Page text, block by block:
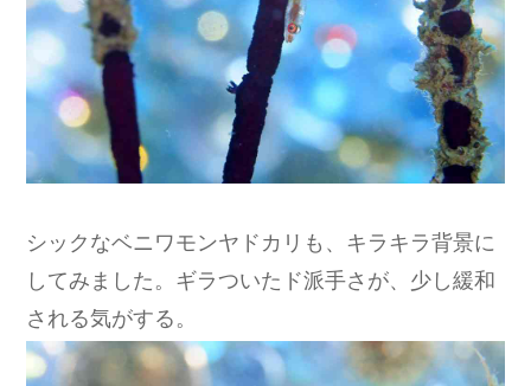
シックなベニワモンヤドカリも、キラキラ背景に
してみました。ギラついたド派手さが、少し緩和
される気がする。